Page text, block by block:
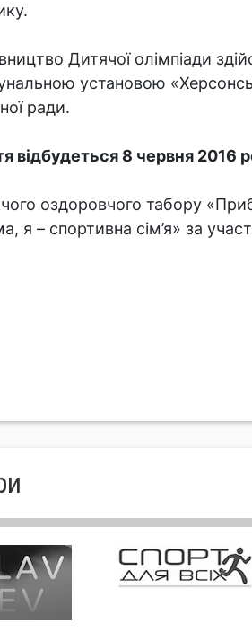
Дитячої олімпіади
установою
ради.
відбудеться 8 червня 2016
оздоровчого табору
я – спортивна сім’я» за